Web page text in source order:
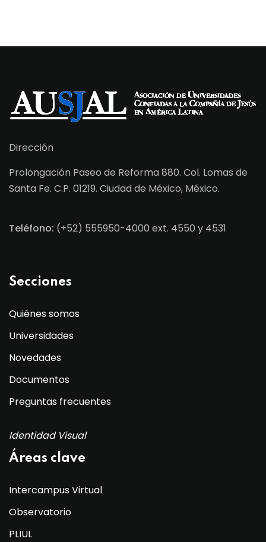
Dirección
Prolongación Paseo de Reforma 880. Col. Lomas de
Santa Fe. C.P. 01219. Ciudad de México, México.
Teléfono: (+52) 555950-4000 ext. 4550 y 4531
Secciones
Quiénes somos
Universidades
Novedades
Documentos
Preguntas frecuentes
Identidad Visual
Áreas clave
Intercampus Virtual
Observatorio
PLIUL